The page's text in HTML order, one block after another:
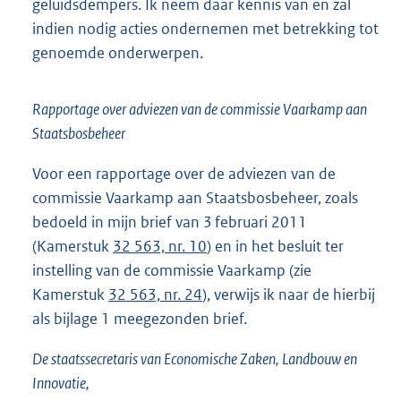
geluidsdempers. Ik neem daar kennis van en zal
indien nodig acties ondernemen met betrekking tot
genoemde onderwerpen.
Rapportage over adviezen van de commissie Vaarkamp aan
Staatsbosbeheer
Voor een rapportage over de adviezen van de
commissie Vaarkamp aan Staatsbosbeheer, zoals
bedoeld in mijn brief van 3 februari 2011
(Kamerstuk 32 563, nr. 10) en in het besluit ter
instelling van de commissie Vaarkamp (zie
Kamerstuk 32 563, nr. 24), verwijs ik naar de hierbij
als bijlage 1 meegezonden brief.
De staatssecretaris van Economische Zaken, Landbouw en
Innovatie,